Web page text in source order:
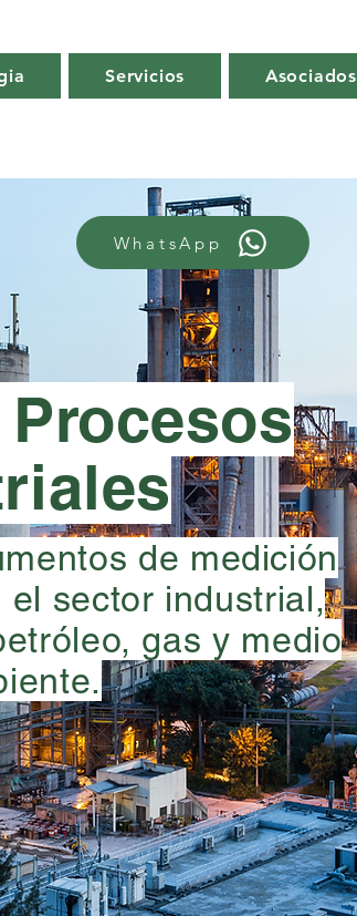
Servicios Asociados
WhatsApp
de medición
sector industrial,
gas y medio